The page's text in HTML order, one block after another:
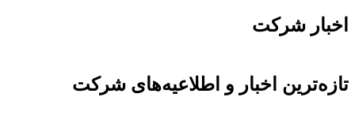
اخبار شرکت
تازه‌ترین اخبار و اطلاعیه‌های شرکت